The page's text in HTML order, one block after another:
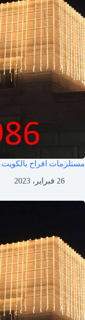
مستلزمات افراح بالكويت
26 فبراير، 2023